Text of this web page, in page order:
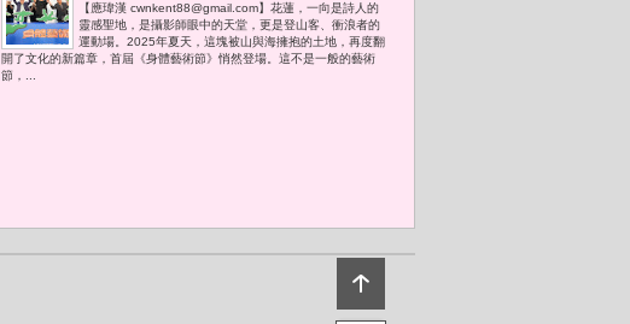
止於風景 更成文化肌肉 李遠: 「只有在
夢裡才能真正的解放，而馬戲所帶來的
歡樂，是在真實生活中最接近夢境的表
【應瑋漢 cwnkent88@gmail.com】花蓮，一向是詩人的
靈感聖地，是攝影師眼中的天堂，更是登山客、衝浪者的
運動場。2025年夏天，這塊被山與海擁抱的土地，再度翻
開了文化的新篇章，首屆《身體藝術節》悄然登場。這不是一般的藝術
節，...